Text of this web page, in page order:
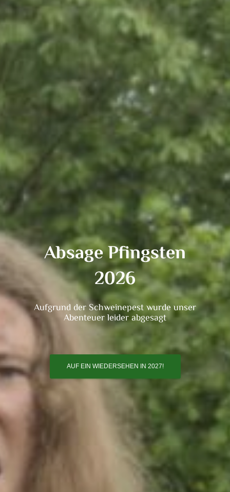
Absage Pfingsten
2026
Aufgrund der Schweinepest wurde unser
Abenteuer leider abgesagt
AUF EIN WIEDERSEHEN IN 2027!